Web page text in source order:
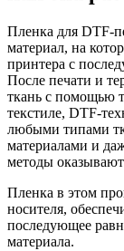
Пленка для DTF-
материал, на
принтера с
После печати и
ткань с помощью
текстиле, DTF-
любыми типами
материалами и
методы
Пленка в этом
носителя,
последующее
материала.